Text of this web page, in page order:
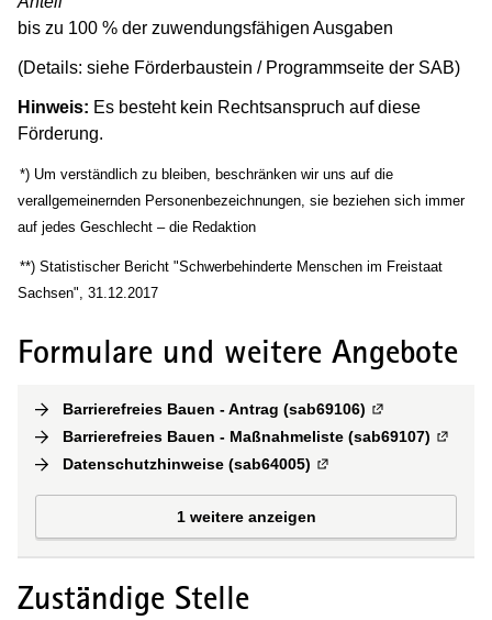
bis zu 100 % der zuwendungsfähigen Ausgaben
(Details: siehe Förderbaustein / Programmseite der SAB)
Hinweis: Es besteht kein Rechtsanspruch auf diese
Förderung.
(Wird in einem neuen Fenster geöffnet)
*) Um verständlich zu bleiben, beschränken wir uns auf die
verallgemeinernden Personenbezeichnungen, sie beziehen sich immer
auf jedes Geschlecht – die Redaktion
(Wird in einem neuen Fenster geöffnet)
**) Statistischer Bericht "Schwerbehinderte Menschen im Freistaat
Sachsen", 31.12.2017
Formulare und weitere Angebote
Barrierefreies Bauen - Antrag (sab69106) Externe
Barrierefreies Bauen - Maßnahmeliste (sab69107)
Datenschutzhinweise (sab64005) Externe Verlinkung
1 weitere anzeigen
Zuständige Stelle